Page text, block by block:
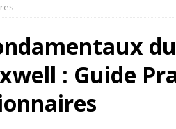
: Guide